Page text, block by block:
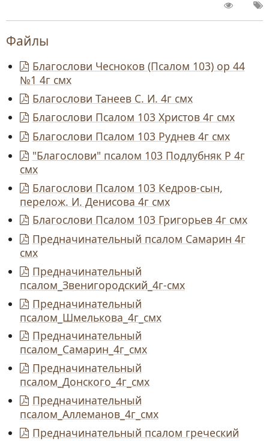
Файлы
Благослови Чесноков (Псалом 103) ор 44
№1 4г смх
Благослови Танеев С. И. 4г смх
Благослови Псалом 103 Христов 4г смх
Благослови Псалом 103 Руднев 4г смх
"Благослови" псалом 103 Подлубняк Р 4г
смх
Благослови Псалом 103 Кедров-сын,
перелож. И. Денисова 4г смх
Благослови Псалом 103 Григорьев 4г смх
Предначинательный псалом Самарин 4г
смх
Предначинательный
псалом_Звенигородский_4г-смх
Предначинательный
псалом_Шмелькова_4г_смх
Предначинательный
псалом_Самарин_4г_смх
Предначинательный
псалом_Донского_4г_смх
Предначинательный
псалом_Аллеманов_4г_смх
Предначинательный псалом греческий